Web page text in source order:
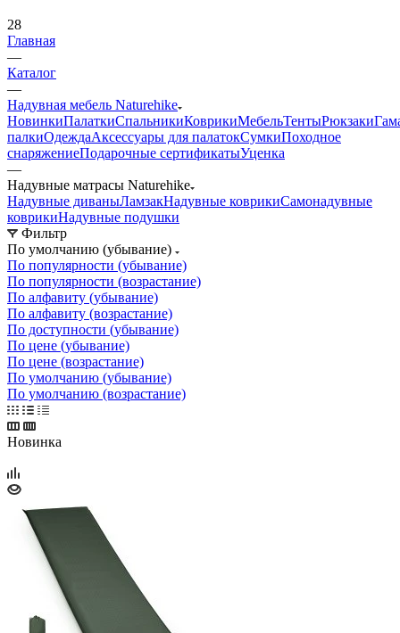
28
Главная
—
Каталог
—
Надувная мебель Naturehike
НовинкиПалаткиСпальникиКоврикиМебельТентыРюкзаки
палкиОдеждаАксессуары для палатокСумкиПоходное
снаряжениеПодарочные сертификатыУценка
—
Надувные матрасы Naturehike
Надувные диваныЛамзакНадувные коврикиСамонадувные
коврикиНадувные подушки
Фильтр
По умолчанию (убывание)
По популярности (убывание)
По популярности (возрастание)
По алфавиту (убывание)
По алфавиту (возрастание)
По доступности (убывание)
По цене (убывание)
По цене (возрастание)
По умолчанию (убывание)
По умолчанию (возрастание)
Новинка